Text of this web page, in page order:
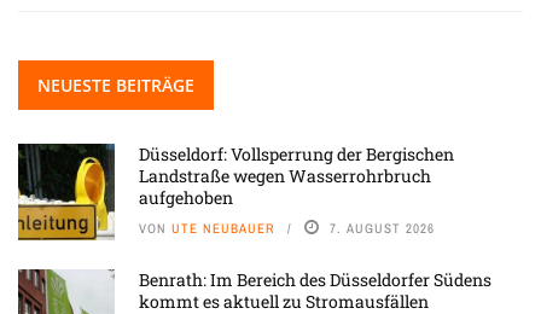
NEUESTE BEITRÄGE
Düsseldorf: Vollsperrung der Bergischen
Landstraße wegen Wasserrohrbruch
aufgehoben
VON UTE NEUBAUER 7. AUGUST 2026
Benrath: Im Bereich des Düsseldorfer Südens
kommt es aktuell zu Stromausfällen